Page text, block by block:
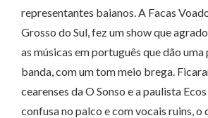
representantes baianos. A Facas
Grosso do Sul, fez um show que
as músicas em português que dão
banda, com um tom meio brega.
cearenses da O Sonso e a paulista
confusa no palco e com vocais ruins, o